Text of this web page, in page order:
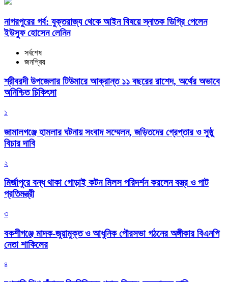
নাগরপুরের গর্ব: যুক্তরাজ্য থেকে আইন বিষয়ে স্নাতক ডিগ্রি পেলেন
ইউসুফ হোসেন লেনিন
সর্বশেষ
জনপ্রিয়
শ্রীবরদী উপজেলার টিউমারে আক্রান্ত ১১ বছরের রাশেদ, অর্থের অভাবে
অনিশ্চিত চিকিৎসা
১
জামালগঞ্জে হামলার ঘটনায় সংবাদ সম্মেলন, জড়িতদের গ্রেপ্তার ও সুষ্ঠু
বিচার দাবি
২
মির্জাপুরে বন্ধ থাকা গোড়াই কটন মিলস পরিদর্শন করলেন বস্ত্র ও পাট
প্রতিমন্ত্রী
৩
বকশীগঞ্জে মাদক-জুয়ামুক্ত ও আধুনিক পৌরসভা গঠনের অঙ্গীকার বিএনপি
নেতা শাকিলের
৪